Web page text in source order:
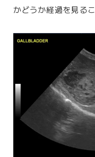
かどうか経過を見る